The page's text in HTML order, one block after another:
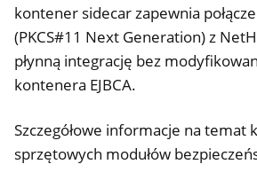
kontener sidecar zapewnia
(PKCS#11 Next Generation) z
płynną integrację bez
kontenera EJBCA.
Szczegółowe informacje na temat
sprzętowych modułów